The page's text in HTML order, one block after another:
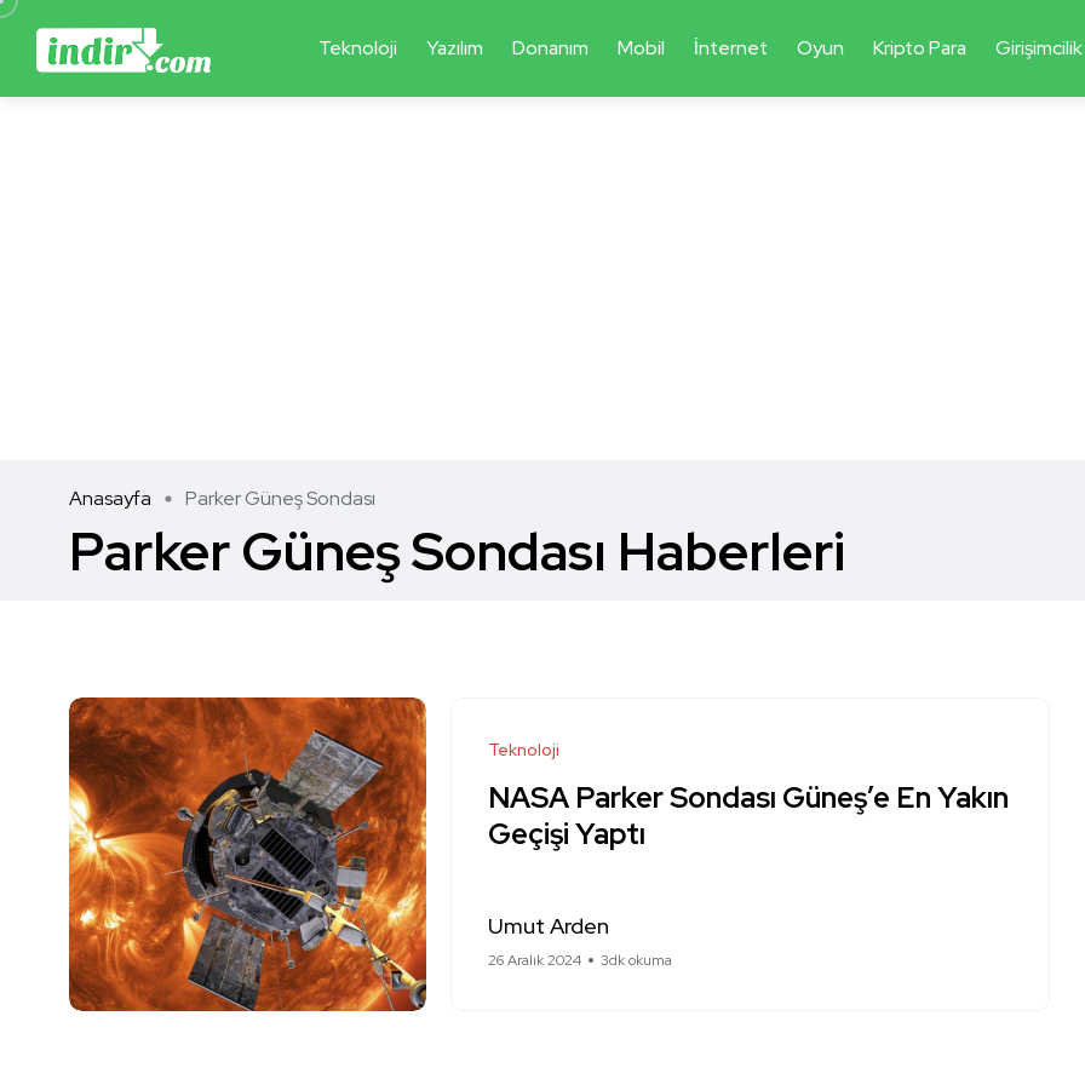
Teknoloji Yazılım Donanım Mobil İnternet Oyun Kripto Para Girişimcilik
Anasayfa Parker Güneş Sondası
Parker Güneş Sondası Haberleri
Teknoloji
NASA Parker Sondası Güneş’e En Yakın
Geçişi Yaptı
Umut Arden
26 Aralık 2024 3dk okuma